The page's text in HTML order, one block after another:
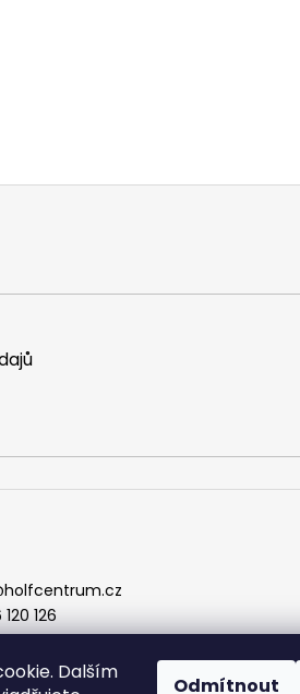
Dalším
Odmítnout
holfcentrum.cz
126
126
na Facebooku !